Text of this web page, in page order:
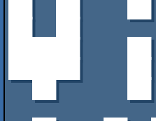
██  ██
██████
  ██      ██      ██    ██  ██          ██  ██    ██   │ * x.mp4               │